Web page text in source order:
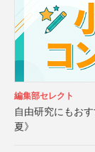
編集部セレクト
自由研究にもお
夏》